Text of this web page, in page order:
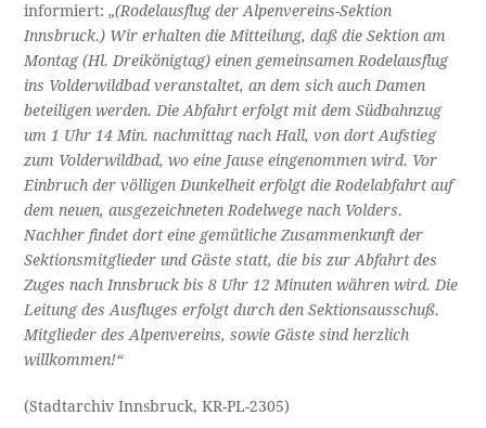
informiert:„(Rodelausflug der Alpenvereins-Sektion
Innsbruck.) Wir erhalten die Mitteilung, daß die Sektion am
Montag (Hl. Dreikönigtag) einen gemeinsamen Rodelausflug
ins Volderwildbad veranstaltet, an dem sich auch Damen
beteiligen werden. Die Abfahrt erfolgt mit dem Südbahnzug
um 1 Uhr 14 Min. nachmittag nach Hall, von dort Aufstieg
zum Volderwildbad, wo eine Jause eingenommen wird. Vor
Einbruch der völligen Dunkelheit erfolgt die Rodelabfahrt auf
dem neuen, ausgezeichneten Rodelwege nach Volders.
Nachher findet dort eine gemütliche Zusammenkunft der
Sektionsmitglieder und Gäste statt, die bis zur Abfahrt des
Zuges nach Innsbruck bis 8 Uhr 12 Minuten währen wird. Die
Leitung des Ausfluges erfolgt durch den Sektionsausschuß.
Mitglieder des Alpenvereins, sowie Gäste sind herzlich
willkommen!“
(Stadtarchiv Innsbruck, KR-PL-2305)